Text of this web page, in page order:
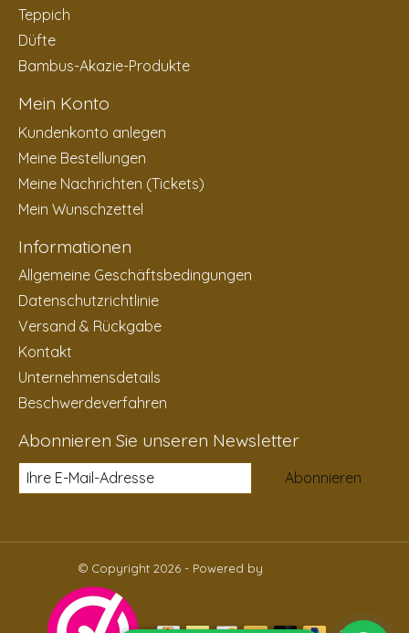
Teppich
Düfte
Bambus-Akazie-Produkte
Mein Konto
Kundenkonto anlegen
Meine Bestellungen
Meine Nachrichten (Tickets)
Mein Wunschzettel
Informationen
Allgemeine Geschäftsbedingungen
Datenschutzrichtlinie
Versand & Rückgabe
Kontakt
Unternehmensdetails
Beschwerdeverfahren
Abonnieren Sie unseren Newsletter
Abonnieren
© Copyright 2026 - Powered by